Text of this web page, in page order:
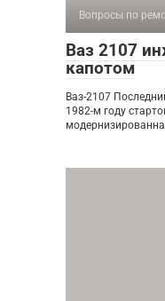
Вопросы по
Ваз 2107
капотом
Ваз-2107
1982-м году